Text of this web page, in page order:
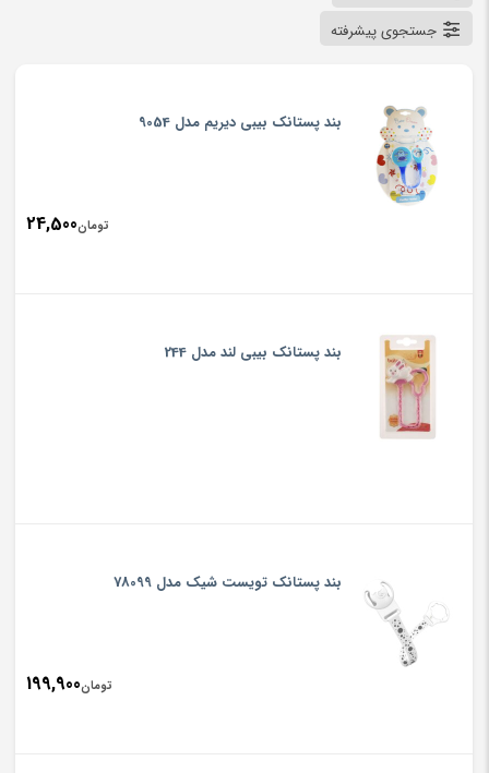
جستجوی پیشرفته
بند پستانک بیبی دیریم مدل 9054
تومان24,500
بند پستانک بیبی لند مدل 244
بند پستانک تویست شیک مدل 78099
تومان199,900